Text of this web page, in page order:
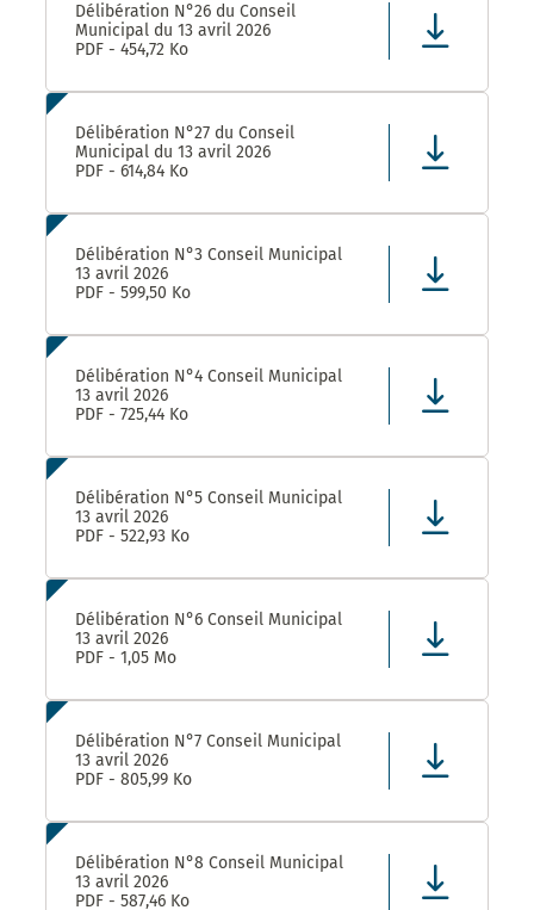
Délibération N°26 du Conseil
Municipal du 13 avril 2026
PDF - 454,72 Ko
Délibération N°27 du Conseil
Municipal du 13 avril 2026
PDF - 614,84 Ko
Délibération N°3 Conseil Municipal
13 avril 2026
PDF - 599,50 Ko
Délibération N°4 Conseil Municipal
13 avril 2026
PDF - 725,44 Ko
Délibération N°5 Conseil Municipal
13 avril 2026
PDF - 522,93 Ko
Délibération N°6 Conseil Municipal
13 avril 2026
PDF - 1,05 Mo
Délibération N°7 Conseil Municipal
13 avril 2026
PDF - 805,99 Ko
Délibération N°8 Conseil Municipal
13 avril 2026
PDF - 587,46 Ko